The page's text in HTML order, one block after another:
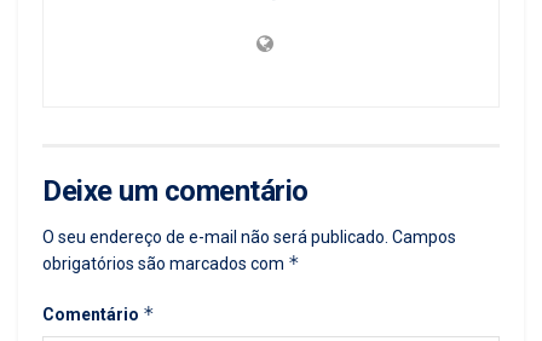
Deixe um comentário
O seu endereço de e-mail não será publicado. Campos
obrigatórios são marcados com *
Comentário *